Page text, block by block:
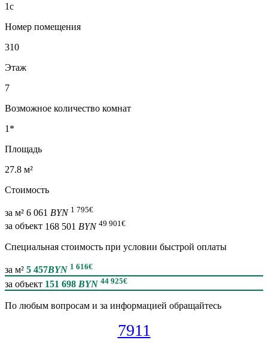
1с
Номер помещения
310
Этаж
7
Возможное количество комнат
1*
Площадь
27.8 м²
Стоимость
за м² 6 061 BYN 1 795€
за объект 168 501 BYN 49 901 €
Специальная cтоимость при условии быстрой оплаты
за м² 5 457BYN 1 616€
за объект 151 698 BYN 44 925€
По любым вопросам и за информацией обращайтесь
7911